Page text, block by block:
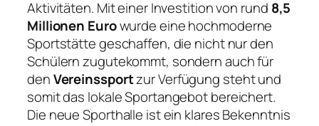
Aktivitäten. Mit einer Investition von rund 8,5
Millionen Eurowurde eine hochmoderne
Sportstätte geschaffen, die nicht nur den
Schülern zugutekommt, sondern auch für
denVereinssportzur Verfügung steht und
somit das lokale Sportangebot bereichert.
Die neue Sporthalle ist ein klares Bekenntnis